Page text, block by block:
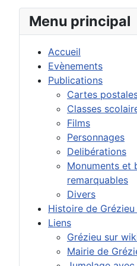
Menu principal
Accueil
Evènements
Publications
Cartes
Classes
Films
Personnages
Delibérations
Monuments et
remarquables
Divers
Histoire de Grézieu
Liens
Grézieu sur
Mairie de